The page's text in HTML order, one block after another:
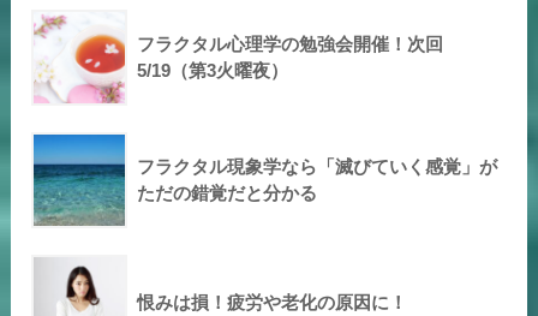
フラクタル心理学の勉強会開催！次回
5/19（第3火曜夜）
フラクタル現象学なら「滅びていく感覚」が
ただの錯覚だと分かる
恨みは損！疲労や老化の原因に！